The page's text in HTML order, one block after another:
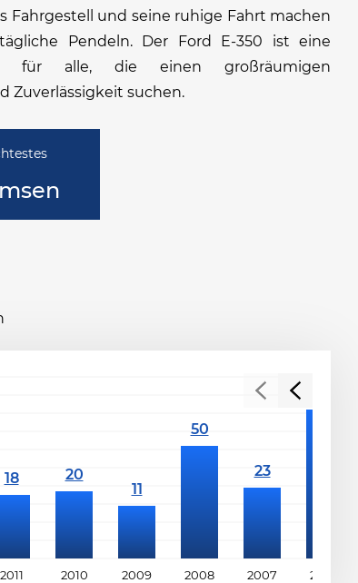
Fahrgestell und seine ruhige Fahrt machen
Pendeln. Der Ford E-350 ist eine
für alle, die einen großräumigen
Zuverlässigkeit suchen.
2011 2010 2009 2008 2007 2006